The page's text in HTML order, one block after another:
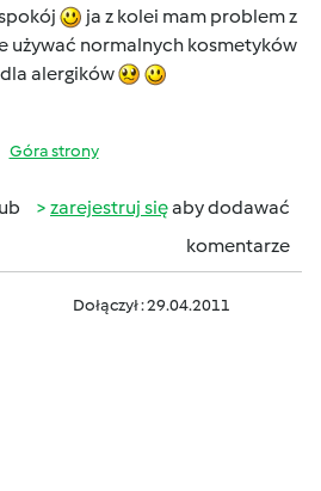
ja z kolei mam problem z
używać normalnych kosmetyków
alergików
Góra strony
zarejestruj sięaby dodawać
komentarze
Dołączył : 29.04.2011